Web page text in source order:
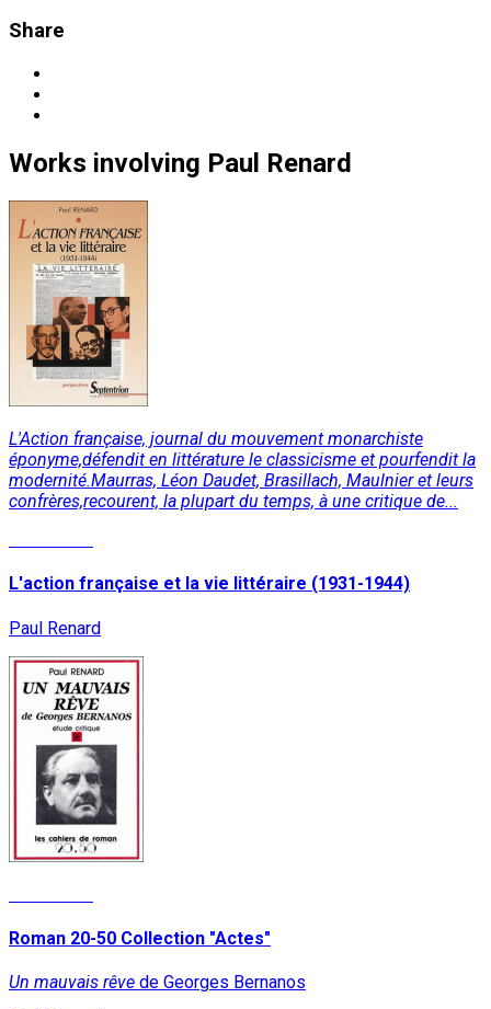
Share
Works involving Paul Renard
L'Action française, journal du mouvement monarchiste
éponyme,défendit en littérature le classicisme et pourfendit la
modernité.Maurras, Léon Daudet, Brasillach, Maulnier et leurs
confrères,recourent, la plupart du temps, à une critique de...
L'action française et la vie littéraire (1931-1944)
Paul Renard
Roman 20-50 Collection "Actes"
Un mauvais rêve de Georges Bernanos